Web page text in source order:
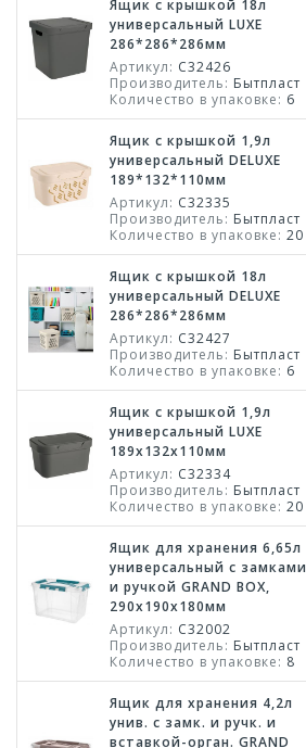
Ящик с крышкой 18л
универсальный LUXE
286*286*286мм
Артикул: С32426
Производитель: Бытпласт
Количество в упаковке: 6
Ящик с крышкой 1,9л
универсальный DELUXE
189*132*110мм
Артикул: С32335
Производитель: Бытпласт
Количество в упаковке: 20
Ящик с крышкой 18л
универсальный DELUXE
286*286*286мм
Артикул: С32427
Производитель: Бытпласт
Количество в упаковке: 6
Ящик с крышкой 1,9л
универсальный LUXE
189х132х110мм
Артикул: С32334
Производитель: Бытпласт
Количество в упаковке: 20
Ящик для хранения 6,65л
универсальный с замками
и ручкой GRAND BOX,
290х190х180мм
Артикул: С32002
Производитель: Бытпласт
Количество в упаковке: 8
Ящик для хранения 4,2л
унив. с замк. и ручк. и
вставкой-орган. GRAND